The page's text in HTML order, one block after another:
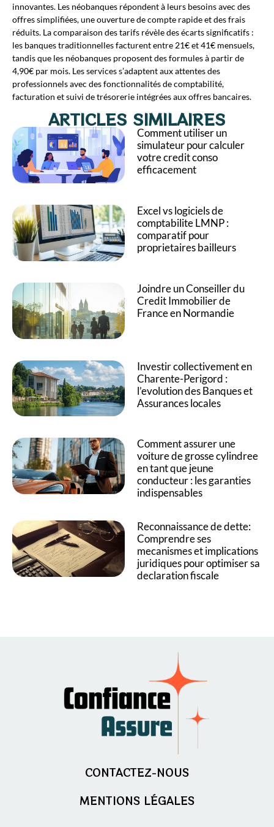
ARTICLES SIMILAIRES
Comment utiliser un
simulateur pour calculer
votre credit conso
efficacement
Excel vs logiciels de
comptabilite LMNP :
comparatif pour
proprietaires bailleurs
Joindre un Conseiller du
Credit Immobilier de
France en Normandie
Investir collectivement en
Charente-Perigord :
l’evolution des Banques et
Assurances locales
Comment assurer une
voiture de grosse cylindree
en tant que jeune
conducteur : les garanties
indispensables
Reconnaissance de dette:
Comprendre ses
mecanismes et implications
juridiques pour optimiser sa
declaration fiscale
innovantes. Les néobanques répondent à leurs besoins avec des
offres simplifiées, une ouverture de compte rapide et des frais
réduits. La comparaison des tarifs révèle des écarts significatifs :
les banques traditionnelles facturent entre 21€ et 41€ mensuels,
tandis que les néobanques proposent des formules à partir de
4,90€ par mois. Les services s’adaptent aux attentes des
professionnels avec des fonctionnalités de comptabilité,
facturation et suivi de trésorerie intégrées aux offres bancaires.
CONTACTEZ-NOUS
MENTIONS LÉGALES